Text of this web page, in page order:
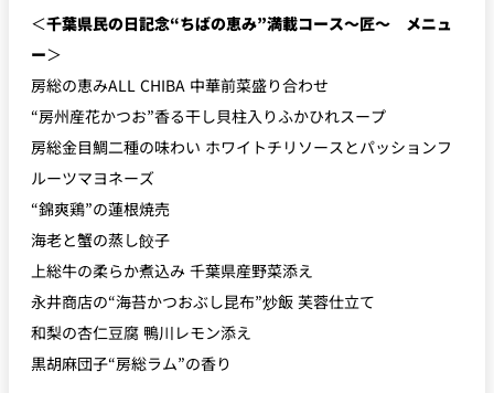
＜千葉県民の日記念“ちばの恵み”満載コース〜匠〜 メニュ
ー＞
房総の恵みALL CHIBA 中華前菜盛り合わせ
“房州産花かつお”香る干し貝柱入りふかひれスープ
房総金目鯛二種の味わい ホワイトチリソースとパッションフ
ルーツマヨネーズ
“錦爽鶏”の蓮根焼売
海老と蟹の蒸し餃子
上総牛の柔らか煮込み 千葉県産野菜添え
永井商店の“海苔かつおぶし昆布”炒飯 芙蓉仕立て
和梨の杏仁豆腐 鴨川レモン添え
黒胡麻団子“房総ラム”の香り